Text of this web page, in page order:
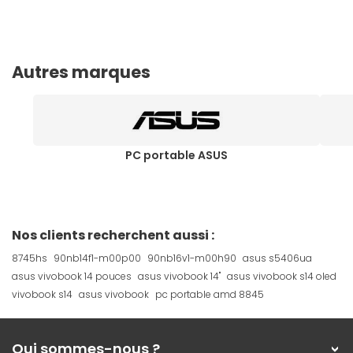
Autres marques
PC portable ASUS
Nos clients recherchent aussi :
8745hs 90nb14f1-m00p00 90nb16v1-m00h90 asus s5406ua
asus vivobook 14 pouces asus vivobook 14" asus vivobook s14 oled
vivobook s14 asus vivobook pc portable amd 8845
Qui sommes-nous ?